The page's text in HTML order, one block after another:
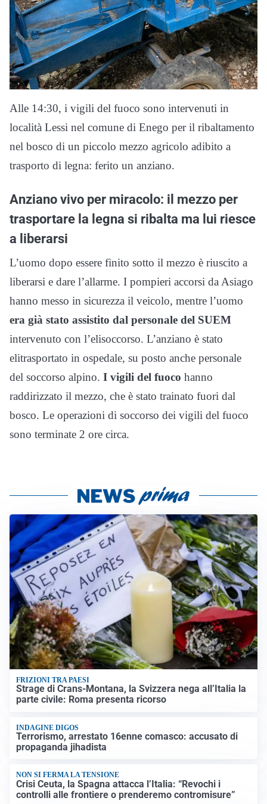
Alle 14:30, i vigili del fuoco sono intervenuti in
località Lessi nel comune di Enego per il ribaltamento
nel bosco di un piccolo mezzo agricolo adibito a
trasporto di legna: ferito un anziano.
Anziano vivo per miracolo: il mezzo per
trasportare la legna si ribalta ma lui riesce
a liberarsi
L’uomo dopo essere finito sotto il mezzo è riuscito a
liberarsi e dare l’allarme. I pompieri accorsi da Asiago
hanno messo in sicurezza il veicolo, mentre l’uomo
era già stato assistito dal personale del SUEM
intervenuto con l’elisoccorso. L’anziano è stato
elitrasportato in ospedale, su posto anche personale
del soccorso alpino. I vigili del fuoco hanno
raddirizzato il mezzo, che è stato trainato fuori dal
bosco. Le operazioni di soccorso dei vigili del fuoco
sono terminate 2 ore circa.
FRIZIONI TRA PAESI
Strage di Crans-Montana, la Svizzera nega all’Italia la
parte civile: Roma presenta ricorso
INDAGINE DIGOS
Terrorismo, arrestato 16enne comasco: accusato di
propaganda jihadista
NON SI FERMA LA TENSIONE
Crisi Ceuta, la Spagna attacca l’Italia: “Revochi i
controlli alle frontiere o prenderemo contromisure”